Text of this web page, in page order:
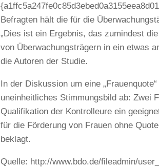
Befragten hält die für die
„Dies ist ein Ergebnis, das zumindest
von Überwachungsträgern in ein etwas
die Autoren der Studie.
In der Diskussion um eine
uneinheitliches Stimmungsbild ab: Zwei
Qualifikation der Kontrolleure ein
für die Förderung von Frauen ohne
beklagt.
Quelle: http://www.bdo.de/fileadmin/